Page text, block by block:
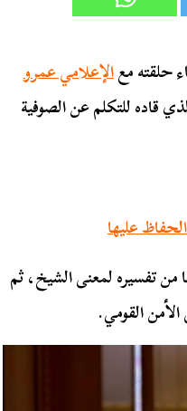
حلقته معالإعلامي عمرو
قاده للتكلم عن الصوفية
عليها
من تفسيره لمعنى الشيخ، ثم
القومي.